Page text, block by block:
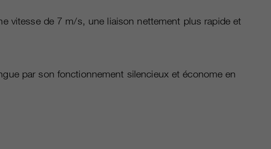
vitesse de 7 m/s, une liaison nettement plus rapide et
par son fonctionnement silencieux et économe en